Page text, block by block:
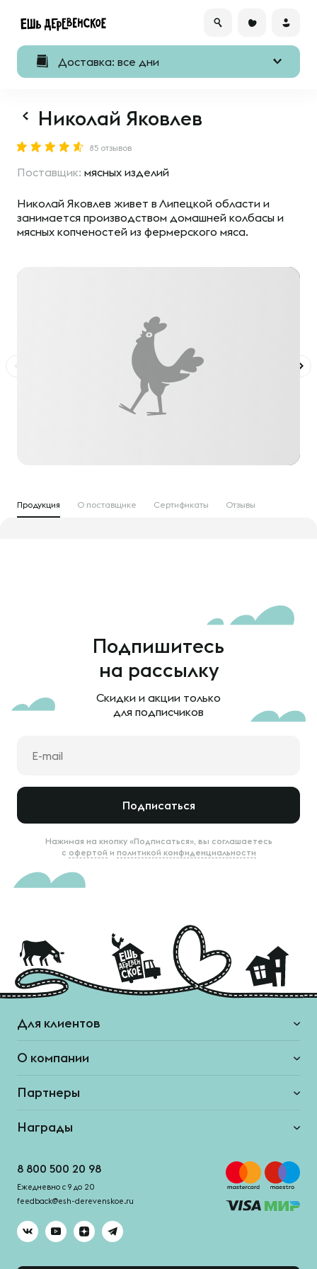
Доставка: все дни
Николай Яковлев
85 отзывов
Поставщик: мясных изделий
Николай Яковлев живет в Липецкой области и
занимается производством домашней колбасы и
мясных копченостей из фермерского мяса.
Продукция О поставщике Сертификаты Отзывы
Подпишитесь
на рассылку
Скидки и акции только
для подписчиков
Подписаться
Нажимая на кнопку «Подписаться», вы соглашаетесь
с офертой и политикой конфиденциальности
Для клиентов
О компании
Партнеры
Награды
8 800 500 20 98
Ежедневно с 9 до 20
feedback@esh-derevenskoe.ru